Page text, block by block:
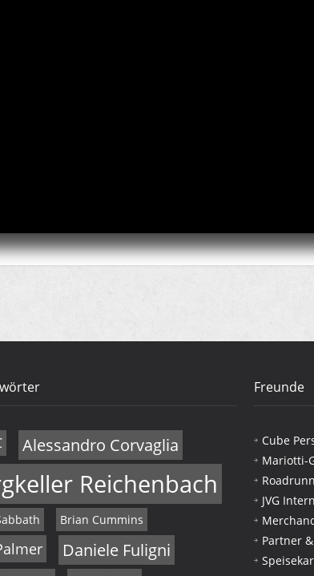
Alessandro Corvaglia
Reichenbach
Brian Cummins
Daniele Fuligni
Freunde
Cube
Mariotti-
JVG
Partner